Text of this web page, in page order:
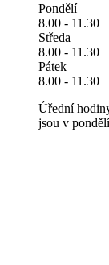
Pondělí
8.00 -
Středa
8.00 -
Pátek
8.00 -
Úřední
jsou v